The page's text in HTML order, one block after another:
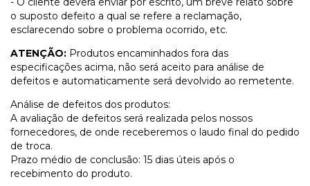
o suposto defeito a qual se refere a reclamação,
esclarecendo sobre o problema ocorrido, etc.
ATENÇÃO: Produtos encaminhados fora das
especificações acima, não será aceito para análise de
defeitos e automaticamente será devolvido ao remetente.
Análise de defeitos dos produtos:
A avaliação de defeitos será realizada pelos nossos
fornecedores, de onde receberemos o laudo final do pedido
de troca.
Prazo médio de conclusão: 15 dias úteis após o
recebimento do produto.